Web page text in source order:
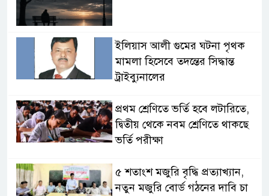
ইলিয়াস আলী গুমের ঘটনা পৃথক
মামলা হিসেবে তদন্তের সিদ্ধান্ত
ট্রাইব্যুনালের
প্রথম শ্রেণিতে ভর্তি হবে লটারিতে,
দ্বিতীয় থেকে নবম শ্রেণিতে থাকছে
ভর্তি পরীক্ষা
৫ শতাংশ মজুরি বৃদ্ধি প্রত্যাখ্যান,
নতুন মজুরি বোর্ড গঠনের দাবি চা